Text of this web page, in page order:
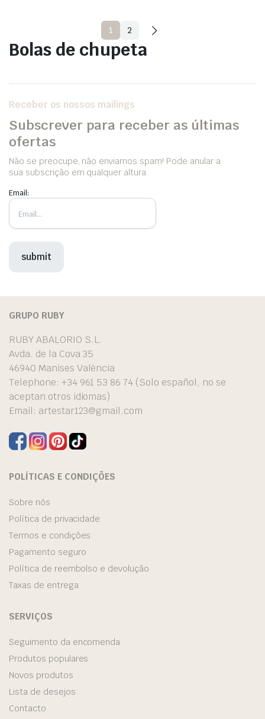
1 2
Bolas de chupeta
Receber os nossos mailings
Subscrever para receber as últimas
ofertas
Não se preocupe, não enviamos spam! Pode anular a
sua subscrição em qualquer altura.
Email:
GRUPO RUBY
RUBY ABALORIO S.L.
Avda. de la Cova 35
46940 Manises València
Telephone: +34 961 53 86 74 (Solo español, no se
aceptan otros idiomas)
Email: artestar123@gmail.com
POLÍTICAS E CONDIÇÕES
Sobre nós
Política de privacidade
Termos e condições
Pagamento seguro
Política de reembolso e devolução
Taxas de entrega
SERVIÇOS
Seguimento da encomenda
Produtos populares
Novos produtos
Lista de desejos
Contacto